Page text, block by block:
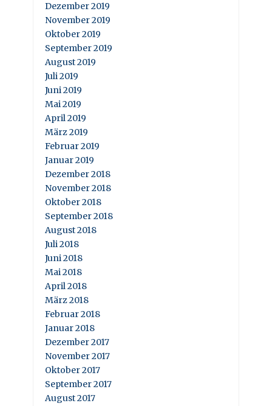
Dezember 2019
November 2019
Oktober 2019
September 2019
August 2019
Juli 2019
Juni 2019
Mai 2019
April 2019
März 2019
Februar 2019
Januar 2019
Dezember 2018
November 2018
Oktober 2018
September 2018
August 2018
Juli 2018
Juni 2018
Mai 2018
April 2018
März 2018
Februar 2018
Januar 2018
Dezember 2017
November 2017
Oktober 2017
September 2017
August 2017